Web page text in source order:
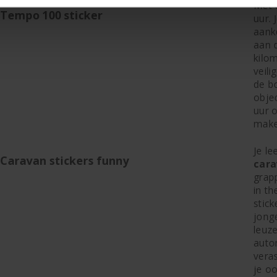
Tempo 100 sticker
Met
uur.
aan
de
uur
Caravan stickers funny
Je
in
je